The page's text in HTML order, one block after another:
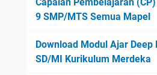
9 SMP/MTS Semua Mapel
Download Modul Ajar Deep
SD/MI Kurikulum Merdeka